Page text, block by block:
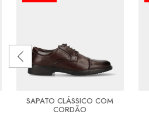
SAPATO CLÁSSICO COM
CORDÃO